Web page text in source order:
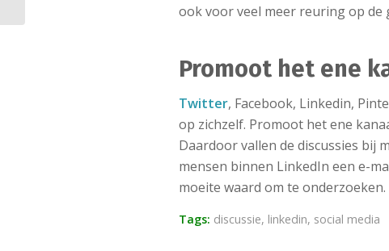
ook voor veel meer reuring op de
Promoot het ene
Twitter, Facebook, Linkedin,
op zichzelf. Promoot het ene
Daardoor vallen de discussies bij
mensen binnen LinkedIn een e-
moeite waard om te onderzoeken.
Tags: discussie, linkedin, social media